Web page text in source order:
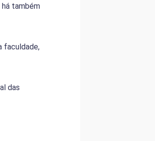
também
faculdade,
das